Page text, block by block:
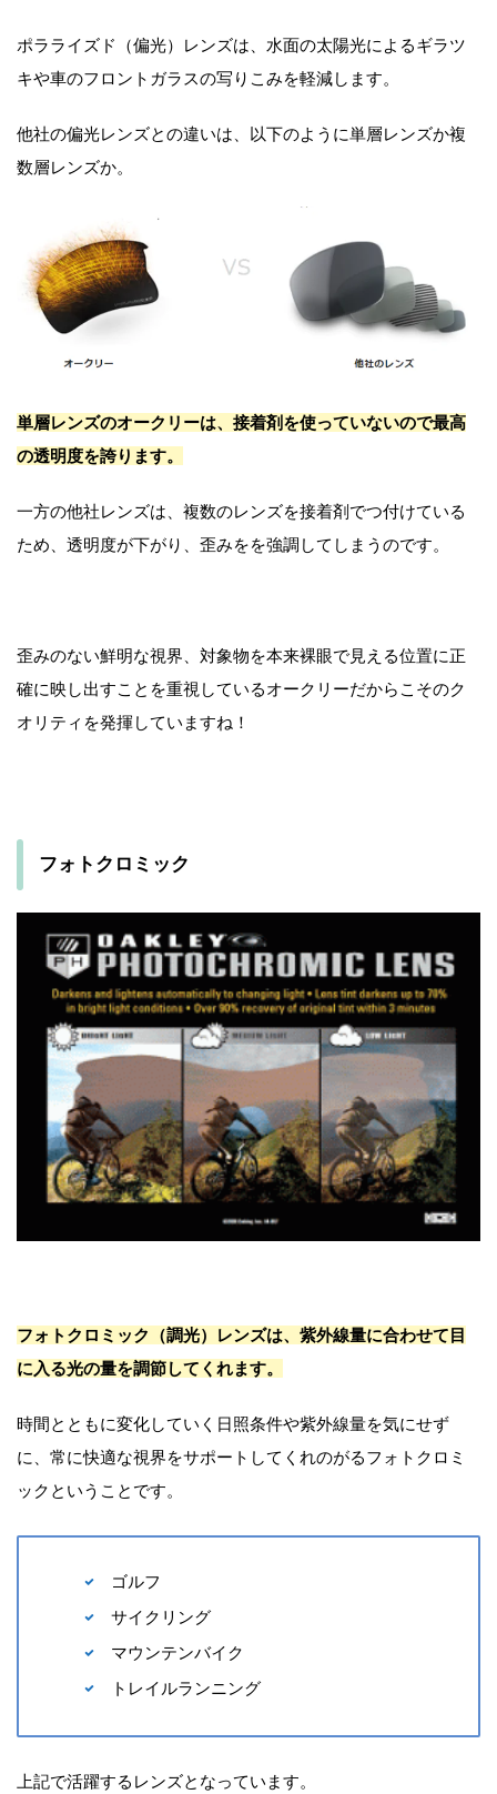
ポラライズド（偏光）レンズは、水面の太陽光によるギラツ
キや車のフロントガラスの写りこみを軽減します。
他社の偏光レンズとの違いは、以下のように単層レンズか複
数層レンズか。
単層レンズのオークリーは、接着剤を使っていないので最高
の透明度を誇ります。
一方の他社レンズは、複数のレンズを接着剤でつ付けている
ため、透明度が下がり、歪みをを強調してしまうのです。
歪みのない鮮明な視界、対象物を本来裸眼で見える位置に正
確に映し出すことを重視しているオークリーだからこそのク
オリティを発揮していますね！
フォトクロミック
フォトクロミック（調光）レンズは、紫外線量に合わせて目
に入る光の量を調節してくれます。
時間とともに変化していく日照条件や紫外線量を気にせず
に、常に快適な視界をサポートしてくれのがるフォトクロミ
ックということです。
ゴルフ
サイクリング
マウンテンバイク
トレイルランニング
上記で活躍するレンズとなっています。